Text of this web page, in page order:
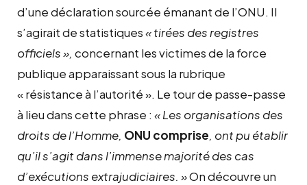
d’une déclaration sourcée émanant de l’ONU. Il
s’agirait de statistiques« tirées des registres
officiels », concernant les victimes de la force
publique apparaissant sous la rubrique
« résistance à l’autorité ». Le tour de passe-passe
à lieu dans cette phrase : « Les organisations des
droits de l’Homme, ONU comprise, ont pu établir
qu’il s’agit dans l’immense majorité des cas
d’exécutions extrajudiciaires. »On découvre un